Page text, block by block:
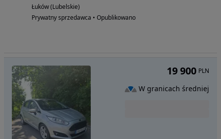
Łuków (Lubelskie)
Prywatny sprzedawca • Opublikowano
19 900 PLN
W granicach średniej